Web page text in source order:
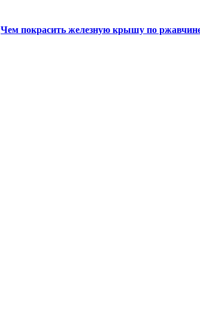
Чем покрасить железную крышу по